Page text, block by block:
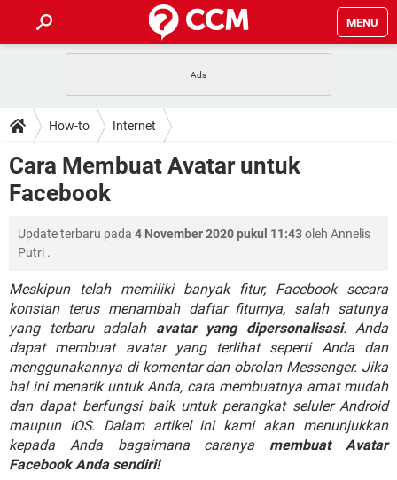
MENU
APLIKASI NONTON FILM & SERI
BUAT AKUN TIKTOK APLIKASI VIDEO-CALL
HOW-TO
SAFE MODE ANDROID
KODE RAHASIA NETFLIX
DOWNLOAD
ADOBE PREMIERE PRO
FORUM
Lupa Password Gmail WiFi Tidak Berfungsi
ENSIKLOPEDIA
Front Office dan Back Office OOP - Data Enkapsulasi
Jenis-jenis Network atau Jaringan
How-to Internet
Cara Membuat Avatar untuk
Facebook
Update terbaru pada 4 November 2020 pukul 11:43oleh Annelis
Putri .
Meskipun telah memiliki banyak fitur, Facebook secara
konstan terus menambah daftar fiturnya, salah satunya
yang terbaru adalah avatar yang dipersonalisasi. Anda
dapat membuat avatar yang terlihat seperti Anda dan
menggunakannya di komentar dan obrolan Messenger. Jika
hal ini menarik untuk Anda, cara membuatnya amat mudah
dan dapat berfungsi baik untuk perangkat seluler Android
maupun iOS. Dalam artikel ini kami akan menunjukkan
kepada Anda bagaimana caranya membuat Avatar
Facebook Anda sendiri!